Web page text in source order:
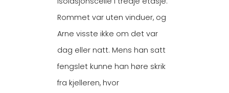
Rommet var uten vinduer, og
Arne visste ikke om det var
dag eller natt. Mens han satt
fengslet kunne han høre skrik
fra kjelleren, hvor